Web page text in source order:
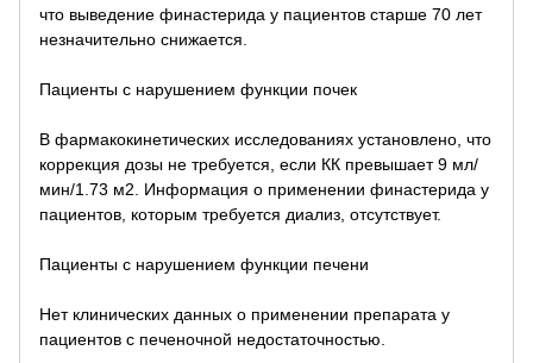
что выведение финастерида у пациентов старше 70 лет
незначительно снижается.
Пациенты с нарушением функции почек
В фармакокинетических исследованиях установлено, что
коррекция дозы не требуется, если КК превышает 9 мл/
мин/1.73 м2. Информация о применении финастерида у
пациентов, которым требуется диализ, отсутствует.
Пациенты с нарушением функции печени
Нет клинических данных о применении препарата у
пациентов с печеночной недостаточностью.